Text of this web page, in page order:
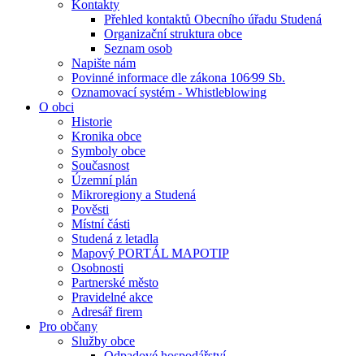
Kontakty
Přehled kontaktů Obecního úřadu Studená
Organizační struktura obce
Seznam osob
Napište nám
Povinné informace dle zákona 106⁄99 Sb.
Oznamovací systém - Whistleblowing
O obci
Historie
Kronika obce
Symboly obce
Současnost
Územní plán
Mikroregiony a Studená
Pověsti
Místní části
Studená z letadla
Mapový PORTÁL MAPOTIP
Osobnosti
Partnerské město
Pravidelné akce
Adresář firem
Pro občany
Služby obce